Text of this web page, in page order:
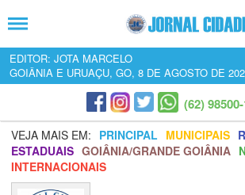
EDITOR: JOTA MARCELO
GOIÂNIA E URUAÇU, GO, 8 DE AGOSTO DE
(62)
VEJA MAIS EM: PRINCIPAL MUNICIPAIS
ESTADUAIS GOIÂNIA/GRANDE GOIÂNIA
INTERNACIONAIS